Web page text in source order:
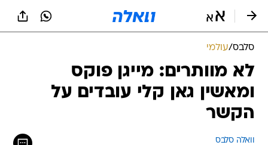
סלבס/עולמי
לא מוותרים: מייגן פוקס
ומאשין גאן קלי עובדים על
הקשר
וואלה סלבס